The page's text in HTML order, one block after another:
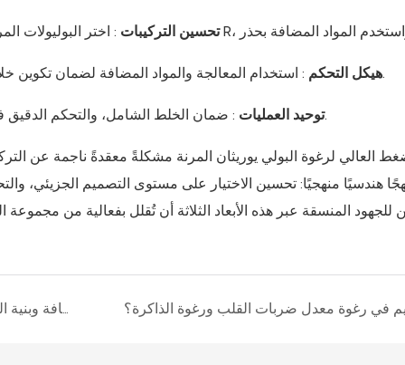
تحسين التركيبات
هيكل التحكم: استخدام المعالجة والمواد المضافة لضمان تكوين خلايا مفتوحة وموحدة مثالية مع سمك جدار مناسب.
توحيد العمليات: ضمان الخلط الشامل، والتحكم الدقيق في درجة الحرارة، وتوفير وقت كافٍ بعد المعالجة.
العالي لرغوة البولي يوريثان المرنة مشكلةً معقدةً ناجمة عن
هندسيًا منهجيًا: تحسين الاختيار على مستوى التصميم الجزيئي،
للجهود المنسقة عبر هذه الأبعاد الثلاثة أن تُقلل بفعالية من
كيفية حل مشكلة كثافة وبنية المسام في إنتاج رغوة البولي يوريثان المرنة؟